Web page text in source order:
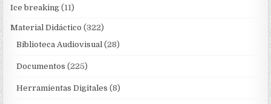
Ice breaking (11)
Material Didáctico (322)
Biblioteca Audiovisual (28)
Documentos (225)
Herramientas Digitales (8)